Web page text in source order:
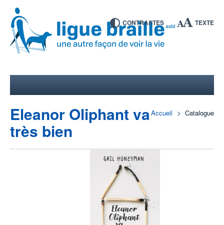
CONTRASTES TEXTE
Accueil Catalogue
Eleanor Oliphant va
très bien